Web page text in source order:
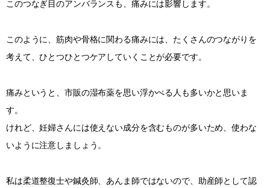
このつなぎ目のアンバランスも、痛みには影響します。
このように、筋肉や骨格に関わる痛みには、たくさんのつながりを
考えて、ひとつひとつケアしていくことが必要です。
痛みというと、市販の湿布薬を思い浮かべる人も多いかと思いま
す。
けれど、妊婦さんには使えない成分を含むものが多いため、使わな
いように注意しましょう。
私は柔道整復士や鍼灸師、あんま師ではないので、助産師として認